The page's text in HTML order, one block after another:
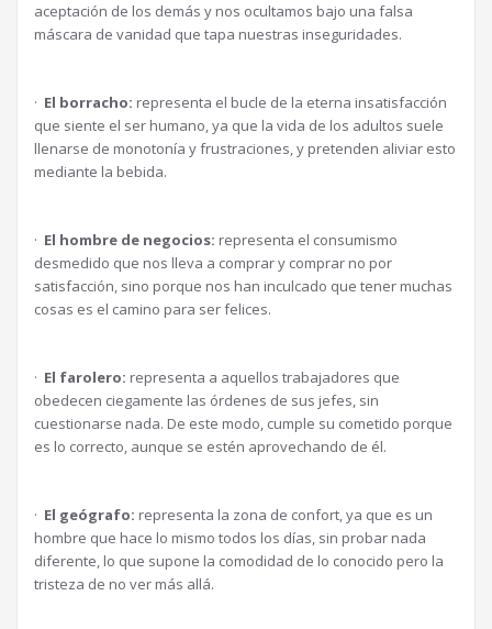
aceptación de los demás y nos ocultamos bajo una falsa
máscara de vanidad que tapa nuestras inseguridades.
· El borracho: representa el bucle de la eterna insatisfacción
que siente el ser humano, ya que la vida de los adultos suele
llenarse de monotonía y frustraciones, y pretenden aliviar esto
mediante la bebida.
· El hombre de negocios: representa el consumismo
desmedido que nos lleva a comprar y comprar no por
satisfacción, sino porque nos han inculcado que tener muchas
cosas es el camino para ser felices.
· El farolero: representa a aquellos trabajadores que
obedecen ciegamente las órdenes de sus jefes, sin
cuestionarse nada. De este modo, cumple su cometido porque
es lo correcto, aunque se estén aprovechando de él.
· El geógrafo: representa la zona de confort, ya que es un
hombre que hace lo mismo todos los días, sin probar nada
diferente, lo que supone la comodidad de lo conocido pero la
tristeza de no ver más allá.